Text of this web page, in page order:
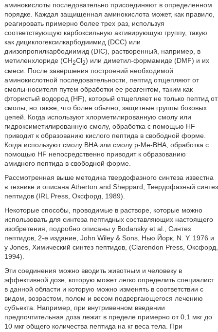
аминокислоты последовательно присоединяют в определенном
порядке. Каждая защищенная аминокислота может, как правило,
реагировать примерно более трех раз, используя
соответствующую карбоксильную активирующую группу, такую
как дициклогексилкарбодиимид (DCC) или
диизопропилкарбодиимид (DIC), растворенный, например, в
метиленхлориде (CH2Cl2) или диметил-формамиде (DMF) и их
смеси. После завершения построений необходимой
аминокислотной последовательности, пептид отщепляют от
смолы-носителя путем обработки ее реагентом, таким как
фтористый водород (HF), который отщепляет не только пептид от
смолы, но также, что более обычно, защитные группы боковых
цепей. Когда используют хлорметилированную смолу или
гидроксиметилированную смолу, обработка с помощью HF
приводит к образованию кислого пептида в свободной форме.
Когда используют смолу BHA или смолу p-Me-BHA, обработка с
помощью HF непосредственно приводит к образованию
амидного пептида в свободной форме.
Рассмотренная выше методика твердофазного синтеза известна
в технике и описана Atherton and Sheppard, Твердофазный синтез
пептидов (IRL Press, Оксфорд, 1989).
Некоторые способы, проводимые в растворе, которые можно
использовать для синтеза пептидных составляющих настоящего
изобретения, подробно описаны у Bodansky et al., Синтез
пептидов, 2-е издание, John Wiley & Sons, Нью Йорк, N. Y. 1976 и
у Jones, Химический синтез пептидов, (Clarendon Press, Оксфорд,
1994).
Эти соединения можно вводить животным и человеку в
эффективной дозе, которую может легко определить специалист
в данной области и которую можно изменять в соответствии с
видом, возрастом, полом и весом подвергающегося лечению
субъекта. Например, при внутривенном введении
предпочтительная доза лежит в пределе примерно от 0,1 мкг до
10 мкг общего количества пептида на кг веса тела. При